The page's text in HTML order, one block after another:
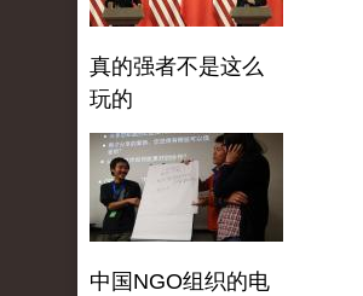
真的强者不是这么
玩的
中国NGO组织的电